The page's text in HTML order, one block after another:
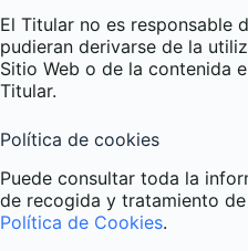
El Titular no es responsable
pudieran derivarse de la
Sitio Web o de la contenida
Titular.
Política de cookies
Puede consultar toda la
de recogida y tratamiento
Política de Cookies.